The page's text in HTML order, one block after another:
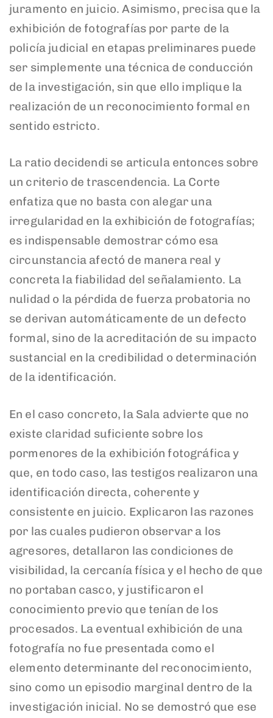
juramento en juicio. Asimismo, precisa que la
exhibición de fotografías por parte de la
policía judicial en etapas preliminares puede
ser simplemente una técnica de conducción
de la investigación, sin que ello implique la
realización de un reconocimiento formal en
sentido estricto.
La ratio decidendi se articula entonces sobre
un criterio de trascendencia. La Corte
enfatiza que no basta con alegar una
irregularidad en la exhibición de fotografías;
es indispensable demostrar cómo esa
circunstancia afectó de manera real y
concreta la fiabilidad del señalamiento. La
nulidad o la pérdida de fuerza probatoria no
se derivan automáticamente de un defecto
formal, sino de la acreditación de su impacto
sustancial en la credibilidad o determinación
de la identificación.
En el caso concreto, la Sala advierte que no
existe claridad suficiente sobre los
pormenores de la exhibición fotográfica y
que, en todo caso, las testigos realizaron una
identificación directa, coherente y
consistente en juicio. Explicaron las razones
por las cuales pudieron observar a los
agresores, detallaron las condiciones de
visibilidad, la cercanía física y el hecho de que
no portaban casco, y justificaron el
conocimiento previo que tenían de los
procesados. La eventual exhibición de una
fotografía no fue presentada como el
elemento determinante del reconocimiento,
sino como un episodio marginal dentro de la
investigación inicial. No se demostró que ese